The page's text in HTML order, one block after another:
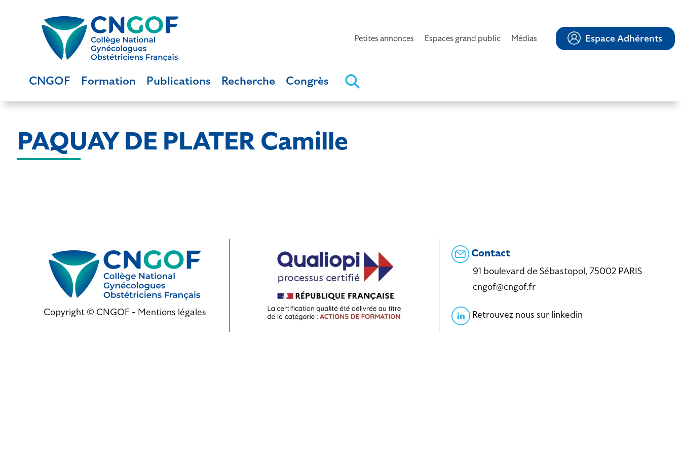
Petites annonces Espaces grand public Médias Espace Adhérents
CNGOF Formation Publications Recherche Congrès
PAQUAY DE PLATER Camille
Copyright © CNGOF - Mentions légales
Contact
91 boulevard de Sébastopol, 75002 PARIS
cngof@cngof.fr
Retrouvez nous sur linkedin